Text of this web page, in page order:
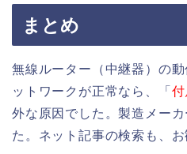
まとめ
無線ルーター（中継器）の
ットワークが正常なら、「 付
外な原因でした。製造メー
た。ネット記事の検索も、お